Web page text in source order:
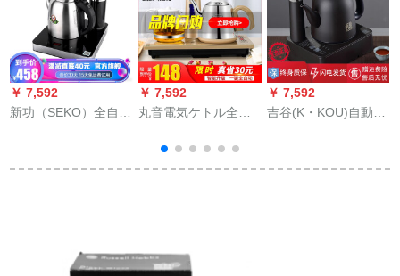
￥ 7,592
新功（SEKO）全自動
になっています。
￥ 7,592
丸音電気ケトル全自
スティン電気茶器セ
スト家庭用オフーテ
￥ 7,592
吉谷(K・KOU)自動的
ことができます。